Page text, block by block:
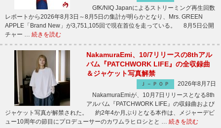
GfK/NIQ Japanによるストリーミング再生回数
レポートから2026年8月3日～8月5日の集計が明らかとなり、Mrs. GREEN
APPLE「Brand New」が3,751,105回で現在首位を走っている。 8月5日公開
チャー … 続きを読む
NakamuraEmi、10/7リリースの8thアル
バム『PATCHWORK LIFE』の全収録曲
＆ジャケット写真解禁
Ｊ－ＰＯＰ
2026年8月7日
NakamuraEmiが、10月7日リリースとなる8th
アルバム『PATCHWORK LIFE』の収録曲および
ジャケット写真が解禁された。 約2年4か月ぶりとなる本作は、メジャーデビ
ュー10周年の節目にプロデューサーのカワムラヒロシとと … 続きを読む